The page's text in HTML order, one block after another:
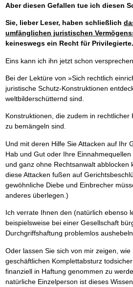
Aber diesen Gefallen tue ich diesen
Sie, lieber Leser, haben schließlich
umfänglichen juristischen
keineswegs ein Recht für Privilegierte.
Eins kann ich ihn jetzt schon
Bei der Lektüre von »Sich rechtlich
juristische Schutz-Konstruktionen
weltbilderschütternd sind.
Konstruktionen, die zudem in rechtlicher
zu bemängeln sind.
Und mit deren Hilfe Sie Attacken auf Ihr
Hab und Gut oder Ihre
und ganz ohne Rechtsanwalt abblocken
diese Attacken fußen auf
gewöhnliche Diebe und Einbrecher
anderes überlegen.)
Ich verrate Ihnen den (natürlich ebenso
beispielsweise bei einer Gesellschaft
Durchgriffshaftung problemlos aushebeln.
Oder lassen Sie sich von mir zeigen, wie
geschäftlichen Komplettabsturz
finanziell in Haftung genommen zu
natürliche Einzelperson ist dieses